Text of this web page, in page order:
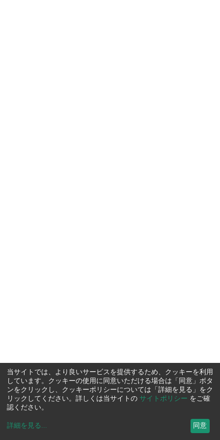
当サイトでは、より良いサービスを提供するため、クッキーを利用
しています。クッキーの使用に同意いただける場合は「同意」ボタ
ンをクリックし、クッキーポリシーについては「詳細を見る」をク
リックしてください。詳しくは当サイトの サイトポリシー をご確
認ください。
詳細を見る ... 同意